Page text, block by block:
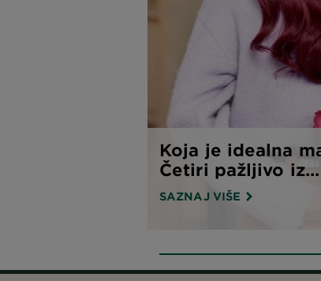
Koja je idealna
Četiri pažljivo iz...
SAZNAJ VIŠE